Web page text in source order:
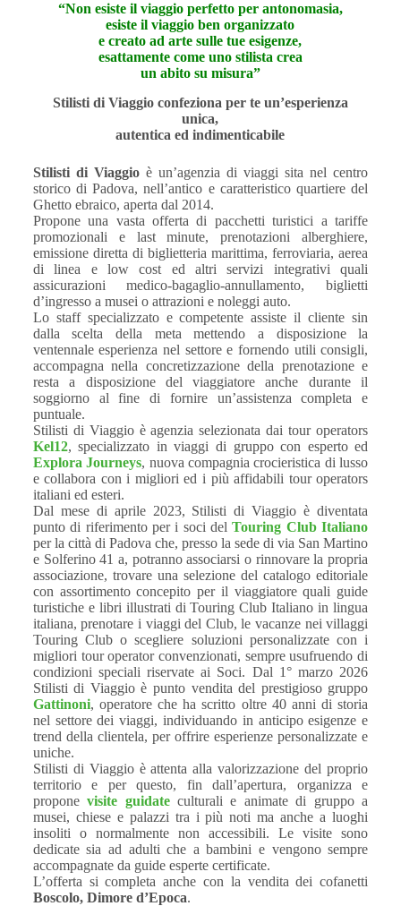
“Non esiste il viaggio perfetto per antonomasia,
esiste il viaggio ben organizzato
e creato ad arte sulle tue esigenze,
esattamente come uno stilista crea
un abito su misura”
Stilisti di Viaggio confeziona per te un’esperienza
unica,
autentica ed indimenticabile
Stilisti di Viaggioè un’agenzia di viaggi sita nel centro
storico di Padova, nell’antico e caratteristico quartiere del
Ghetto ebraico, aperta dal 2014.
Propone una vasta offerta di pacchetti turistici a tariffe
promozionali e last minute, prenotazioni alberghiere,
emissione diretta di biglietteria marittima, ferroviaria, aerea
di linea e low cost ed altri servizi integrativi quali
assicurazioni medico-bagaglio-annullamento, biglietti
d’ingresso a musei o attrazioni e noleggi auto.
Lo staff specializzato e competente assiste il cliente sin
dalla scelta della meta mettendo a disposizione la
ventennale esperienza nel settore e fornendo utili consigli,
accompagna nella concretizzazione della prenotazione e
resta a disposizione del viaggiatore anche durante il
soggiorno al fine di fornire un’assistenza completa e
puntuale.
Stilisti di Viaggio è agenzia selezionata dai tour operators
Kel12, specializzato in viaggi di gruppo con esperto ed
Explora Journeys, nuova compagnia crocieristica di lusso
e collabora con i migliori ed i più affidabili tour operators
italiani ed esteri.
Dal mese di aprile 2023, Stilisti di Viaggio è diventata
punto di riferimento per i soci delTouring Club Italiano
per la città di Padova che, presso la sede di via San Martino
e Solferino 41 a, potranno associarsi o rinnovare la propria
associazione, trovare una selezione del catalogo editoriale
con assortimento concepito per il viaggiatore quali guide
turistiche e libri illustrati di Touring Club Italiano in lingua
italiana, prenotare i viaggi del Club, le vacanze nei villaggi
Touring Club o scegliere soluzioni personalizzate con i
migliori tour operator convenzionati, sempre usufruendo di
condizioni speciali riservate ai Soci. Dal 1° marzo 2026
Stilisti di Viaggio è punto vendita del prestigioso gruppo
Gattinoni, operatore che ha scritto oltre 40 anni di storia
nel settore dei viaggi, individuando in anticipo esigenze e
trend della clientela, per offrire esperienze personalizzate e
uniche.
Stilisti di Viaggio è attenta alla valorizzazione del proprio
territorio e per questo, fin dall’apertura, organizza e
proponevisite guidateculturali e animate di gruppo a
musei, chiese e palazzi tra i più noti ma anche a luoghi
insoliti o normalmente non accessibili. Le visite sono
dedicate sia ad adulti che a bambini e vengono sempre
accompagnate da guide esperte certificate.
L’offerta si completa anche con la vendita dei cofanetti
Boscolo, Dimore d’Epoca.